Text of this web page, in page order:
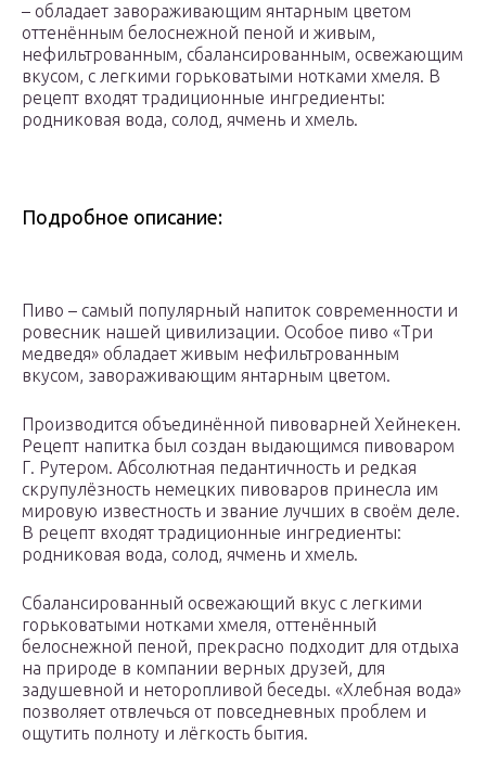
– обладает завораживающим янтарным цветом
оттенённым белоснежной пеной и живым,
нефильтрованным, сбалансированным, освежающим
вкусом, с легкими горьковатыми нотками хмеля. В
рецепт входят традиционные ингредиенты:
родниковая вода, солод, ячмень и хмель.
Подробное описание:
Пиво – самый популярный напиток современности и
ровесник нашей цивилизации. Особое пиво «Три
медведя» обладает живым нефильтрованным
вкусом, завораживающим янтарным цветом.
Производится объединённой пивоварней Хейнекен.
Рецепт напитка был создан выдающимся пивоваром
Г. Рутером. Абсолютная педантичность и редкая
скрупулёзность немецких пивоваров принесла им
мировую известность и звание лучших в своём деле.
В рецепт входят традиционные ингредиенты:
родниковая вода, солод, ячмень и хмель.
Сбалансированный освежающий вкус с легкими
горьковатыми нотками хмеля, оттенённый
белоснежной пеной, прекрасно подходит для отдыха
на природе в компании верных друзей, для
задушевной и неторопливой беседы. «Хлебная вода»
позволяет отвлечься от повседневных проблем и
ощутить полноту и лёгкость бытия.